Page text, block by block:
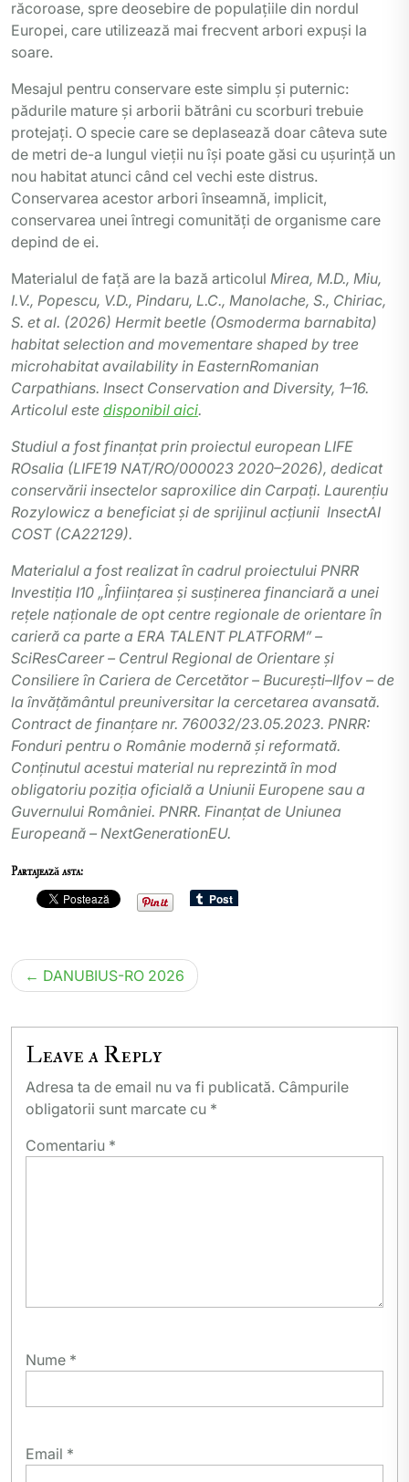
răcoroase, spre deosebire de populațiile din nordul
Europei, care utilizează mai frecvent arbori expuși la
soare.
Mesajul pentru conservare este simplu și puternic:
pădurile mature și arborii bătrâni cu scorburi trebuie
protejați. O specie care se deplasează doar câteva sute
de metri de-a lungul vieții nu își poate găsi cu ușurință un
nou habitat atunci când cel vechi este distrus.
Conservarea acestor arbori înseamnă, implicit,
conservarea unei întregi comunități de organisme care
depind de ei.
Materialul de față are la bază articolul Mirea, M.D., Miu,
I.V., Popescu, V.D., Pindaru, L.C., Manolache, S., Chiriac,
S. et al. (2026) Hermit beetle (Osmoderma barnabita)
habitat selection and movementare shaped by tree
microhabitat availability in EasternRomanian
Carpathians. Insect Conservation and Diversity, 1–16.
Articolul este disponibil aici.
Studiul a fost finanțat prin proiectul european LIFE
ROsalia (LIFE19 NAT/RO/000023 2020–2026), dedicat
conservării insectelor saproxilice din Carpați. Laurențiu
Rozylowicz a beneficiat și de sprijinul acțiunii InsectAI
COST (CA22129).
Materialul a fost realizat în cadrul proiectului PNRR
Investiția I10 „Înființarea și susținerea financiară a unei
rețele naționale de opt centre regionale de orientare în
carieră ca parte a ERA TALENT PLATFORM” –
SciResCareer – Centrul Regional de Orientare și
Consiliere în Cariera de Cercetător – București–Ilfov – de
la învățământul preuniversitar la cercetarea avansată.
Contract de finanțare nr. 760032/23.05.2023. PNRR:
Fonduri pentru o Românie modernă și reformată.
Conținutul acestui material nu reprezintă în mod
obligatoriu poziția oficială a Uniunii Europene sau a
Guvernului României. PNRR. Finanțat de Uniunea
Europeană – NextGenerationEU.
Partajează asta:
Navigare
în
articole
DANUBIUS-RO 2026
Leave a Reply
Adresa ta de email nu va fi publicată. Câmpurile
obligatorii sunt marcate cu *
Comentariu *
Nume *
Email *